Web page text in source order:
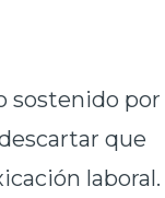
sostenido por
que
laboral.